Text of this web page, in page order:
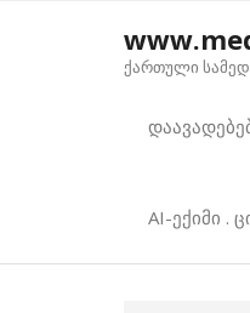
ქართული
AI-ექიმი .